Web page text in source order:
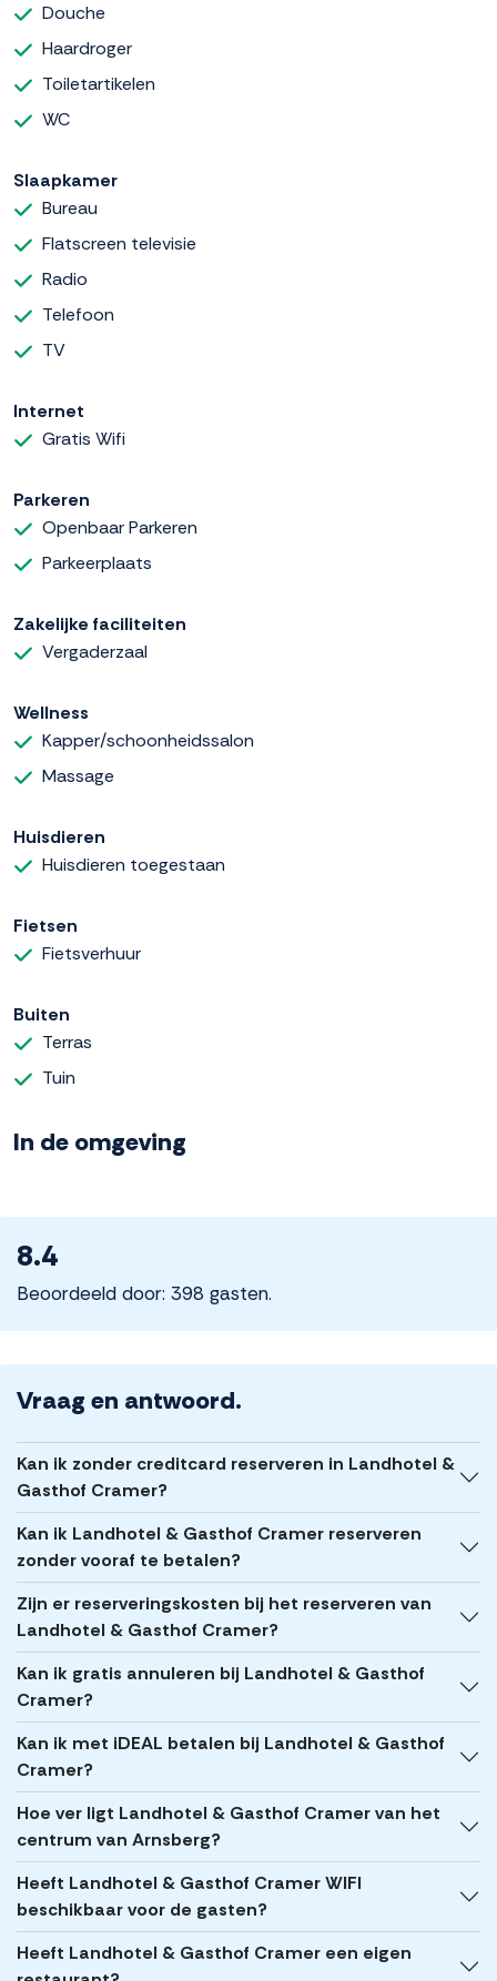
Douche
Haardroger
Toiletartikelen
WC
Slaapkamer
Bureau
Flatscreen televisie
Radio
Telefoon
TV
Internet
Gratis Wifi
Parkeren
Openbaar Parkeren
Parkeerplaats
Zakelijke faciliteiten
Vergaderzaal
Wellness
Kapper/schoonheidssalon
Massage
Huisdieren
Huisdieren toegestaan
Fietsen
Fietsverhuur
Buiten
Terras
Tuin
In de omgeving
8.4
Beoordeeld door: 398 gasten.
Vraag en antwoord.
Kan ik zonder creditcard reserveren in Landhotel &
Gasthof Cramer?
Kan ik Landhotel & Gasthof Cramer reserveren
zonder vooraf te betalen?
Zijn er reserveringskosten bij het reserveren van
Landhotel & Gasthof Cramer?
Kan ik gratis annuleren bij Landhotel & Gasthof
Cramer?
Kan ik met iDEAL betalen bij Landhotel & Gasthof
Cramer?
Hoe ver ligt Landhotel & Gasthof Cramer van het
centrum van Arnsberg?
Heeft Landhotel & Gasthof Cramer WIFI
beschikbaar voor de gasten?
Heeft Landhotel & Gasthof Cramer een eigen